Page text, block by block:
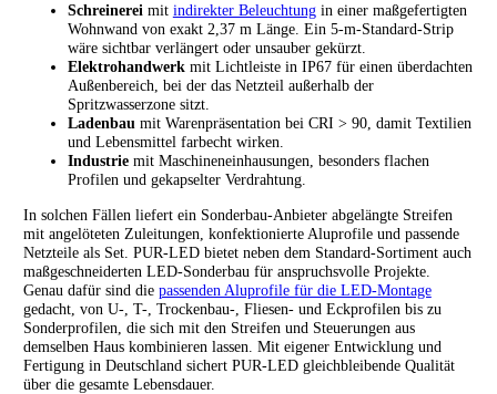
Schreinereimit indirekter Beleuchtungin einer maßgefertigten
Wohnwand von exakt 2,37 m Länge. Ein 5-m-Standard-Strip
wäre sichtbar verlängert oder unsauber gekürzt.
Elektrohandwerkmit Lichtleiste in IP67 für einen überdachten
Außenbereich, bei der das Netzteil außerhalb der
Spritzwasserzone sitzt.
Ladenbaumit Warenpräsentation bei CRI > 90, damit Textilien
und Lebensmittel farbecht wirken.
Industriemit Maschineneinhausungen, besonders flachen
Profilen und gekapselter Verdrahtung.
In solchen Fällen liefert ein Sonderbau-Anbieter abgelängte Streifen
mit angelöteten Zuleitungen, konfektionierte Aluprofile und passende
Netzteile als Set. PUR-LED bietet neben dem Standard-Sortiment auch
maßgeschneiderten LED-Sonderbau für anspruchsvolle Projekte.
Genau dafür sind die passenden Aluprofile für die LED-Montage
gedacht, von U-, T-, Trockenbau-, Fliesen- und Eckprofilen bis zu
Sonderprofilen, die sich mit den Streifen und Steuerungen aus
demselben Haus kombinieren lassen. Mit eigener Entwicklung und
Fertigung in Deutschland sichert PUR-LED gleichbleibende Qualität
über die gesamte Lebensdauer.